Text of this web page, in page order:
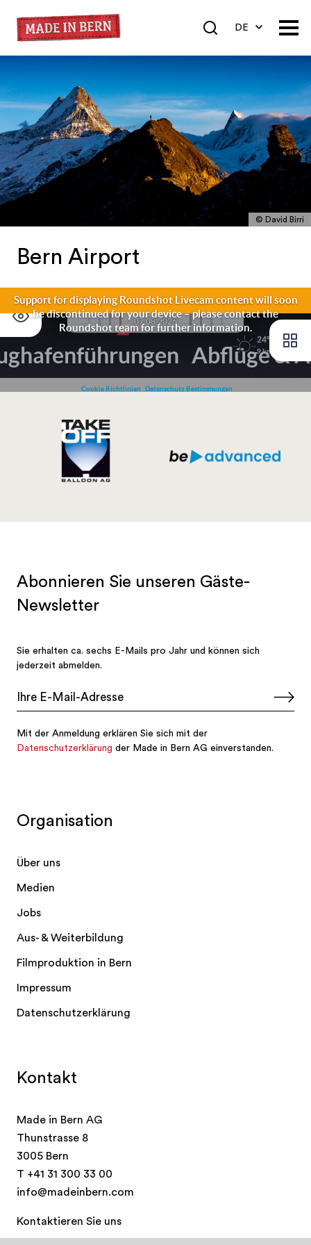
DE
© David Birri
Bern Airport
Kontakt
Made in Bern AG
Thunstrasse 8
3005 Bern
T +41 31 300 33 00
info@madeinbern.com
Kontaktieren Sie uns
Organisation
Über uns
Medien
Jobs
Aus- & Weiterbildung
Filmproduktion in Bern
Impressum
Datenschutzerklärung